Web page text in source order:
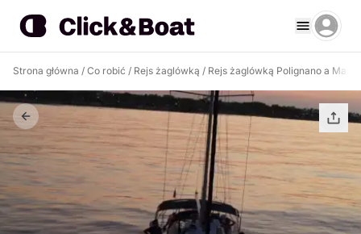
Strona główna / Co robić / Rejs żaglówką / Rejs żaglówką Polignano a Mare